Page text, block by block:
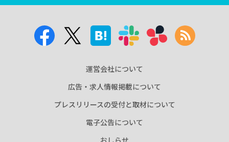
運営会社について
広告・求人情報掲載について
プレスリリースの受付と取材について
電子公告について